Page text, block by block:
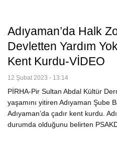
Adıyaman’da Halk
Devletten Yardım
Kent Kurdu-VİDEO
12 Şubat 2023 - 13:14
PİRHA-Pir Sultan Abdal Kültür
yaşamını yitiren Adıyaman Şube
Adıyaman’da çadır kent kurdu.
durumda olduğunu belirten